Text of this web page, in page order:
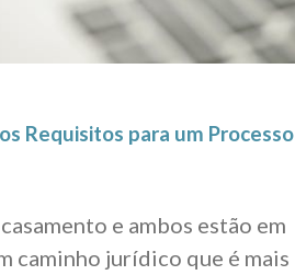
Requisitos para um Processo
e ambos estão em
caminho jurídico que é mais